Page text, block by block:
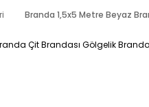
Branda 1,5x5 Metre Beyaz